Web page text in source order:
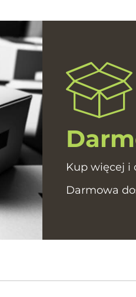
Kup więcej i
Darmowa